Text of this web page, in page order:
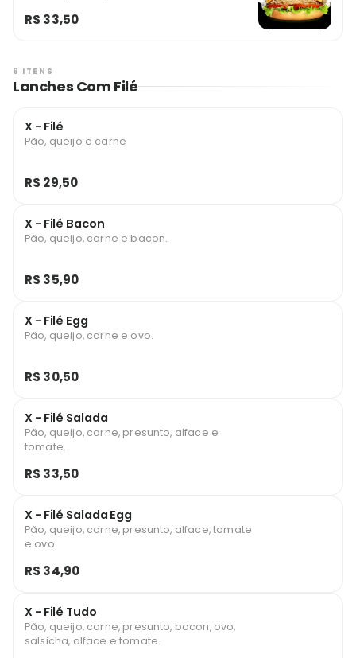
R$ 33,50
6 ITENS
Lanches Com Filé
X - Filé
Pão, queijo e carne
R$ 29,50
X - Filé Bacon
Pão, queijo, carne e bacon.
R$ 35,90
X - Filé Egg
Pão, queijo, carne e ovo.
R$ 30,50
X - Filé Salada
Pão, queijo, carne, presunto, alface e
tomate.
R$ 33,50
X - Filé Salada Egg
Pão, queijo, carne, presunto, alface, tomate
e ovo.
R$ 34,90
X - Filé Tudo
Pão, queijo, carne, presunto, bacon, ovo,
salsicha, alface e tomate.